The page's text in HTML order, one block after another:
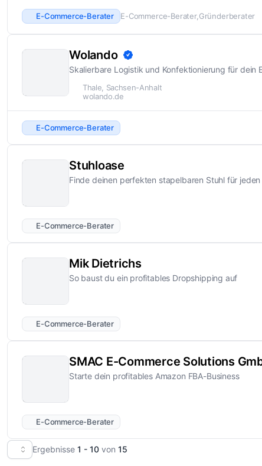
E-Commerce-Berater E-Commerce-Berater Gründerberater
Wolando
Skalierbare Logistik und Konfektionierung für dein
Thale, Sachsen-Anhalt
wolando.de
E-Commerce-Berater
Stuhloase
Finde deinen perfekten stapelbaren Stuhl für jeden
E-Commerce-Berater
Mik Dietrichs
So baust du ein profitables Dropshipping auf
E-Commerce-Berater
SMAC E-Commerce Solutions
Starte dein profitables Amazon FBA-Business
E-Commerce-Berater
Ergebnisse 1 - 10 von 15